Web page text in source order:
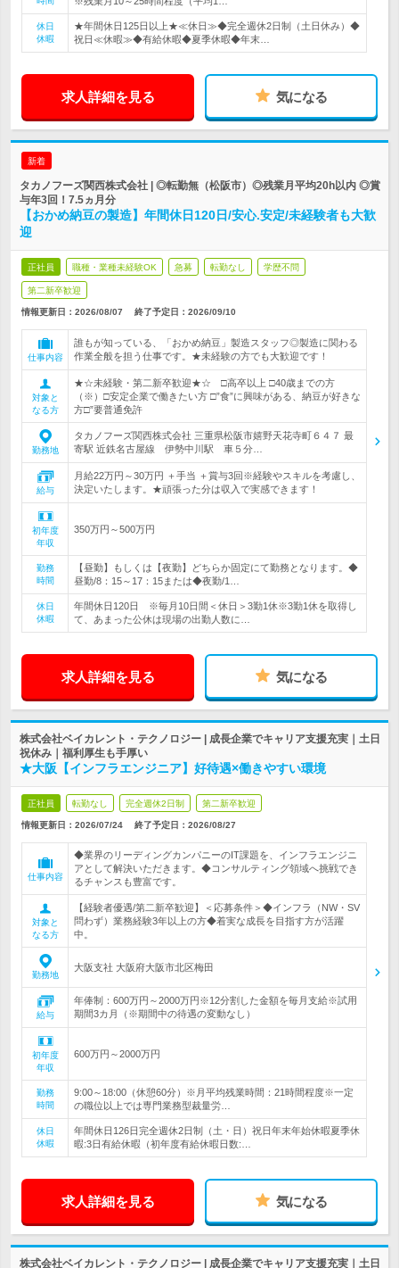
休日
休暇
★年間休日125日以上★≪休日≫◆完全週休2日制（土日休み）◆
祝日≪休暇≫◆有給休暇◆夏季休暇◆年末…
求人詳細を見る 気になる
新着
タカノフーズ関西株式会社 | ◎転勤無（松阪市）◎残業月平均20h以内 ◎賞
与年3回！7.5ヵ月分
【おかめ納豆の製造】年間休日120日/安心.安定/未経験者も大歓
迎
正社員 職種・業種未経験OK 急募 転勤なし 学歴不問
第二新卒歓迎
情報更新日：2026/08/07 終了予定日： 2026/09/10
仕事内容
誰もが知っている、「おかめ納豆」製造スタッフ◎製造に関わる
作業全般を担う仕事です。★未経験の方でも大歓迎です！
対象と
なる方
★☆未経験・第二新卒歓迎★☆ □高卒以上 □40歳までの方
（※）□安定企業で働きたい方 □”食”に興味がある、納豆が好きな
方□”要普通免許
勤務地
タカノフーズ関西株式会社 三重県松阪市嬉野天花寺町６４７ 最
寄駅 近鉄名古屋線 伊勢中川駅 車５分…
給与
月給22万円～30万円 ＋手当 ＋賞与3回※経験やスキルを考慮し、
決定いたします。★頑張った分は収入で実感できます！
初年度
年収
350万円～500万円
勤務
時間
【昼勤】もしくは【夜勤】どちらか固定にて勤務となります。◆
昼勤/8：15～17：15または◆夜勤/1…
休日
休暇
年間休日120日 ※毎月10日間＜休日＞3勤1休※3勤1休を取得し
て、あまった公休は現場の出勤人数に…
求人詳細を見る 気になる
株式会社ベイカレント・テクノロジー | 成長企業でキャリア支援充実｜土日
祝休み｜福利厚生も手厚い
★大阪【インフラエンジニア】好待遇×働きやすい環境
正社員 転勤なし 完全週休2日制 第二新卒歓迎
情報更新日：2026/07/24 終了予定日： 2026/08/27
仕事内容
◆業界のリーディングカンパニーのIT課題を、インフラエンジニ
アとして解決いただきます。◆コンサルティング領域へ挑戦でき
るチャンスも豊富です。
対象と
なる方
【経験者優遇/第二新卒歓迎】＜応募条件＞◆インフラ（NW・SV
問わず）業務経験3年以上の方◆着実な成長を目指す方が活躍
中。
勤務地
大阪支社 大阪府大阪市北区梅田
給与
年俸制：600万円～2000万円※12分割した金額を毎月支給※試用
期間3カ月（※期間中の待遇の変動なし）
初年度
年収
600万円～2000万円
勤務
時間
9:00～18:00（休憩60分）※月平均残業時間：21時間程度※一定
の職位以上では専門業務型裁量労…
休日
休暇
年間休日126日完全週休2日制（土・日）祝日年末年始休暇夏季休
暇:3日有給休暇（初年度有給休暇日数:…
求人詳細を見る 気になる
株式会社ベイカレント・テクノロジー | 成長企業でキャリア支援充実｜土日